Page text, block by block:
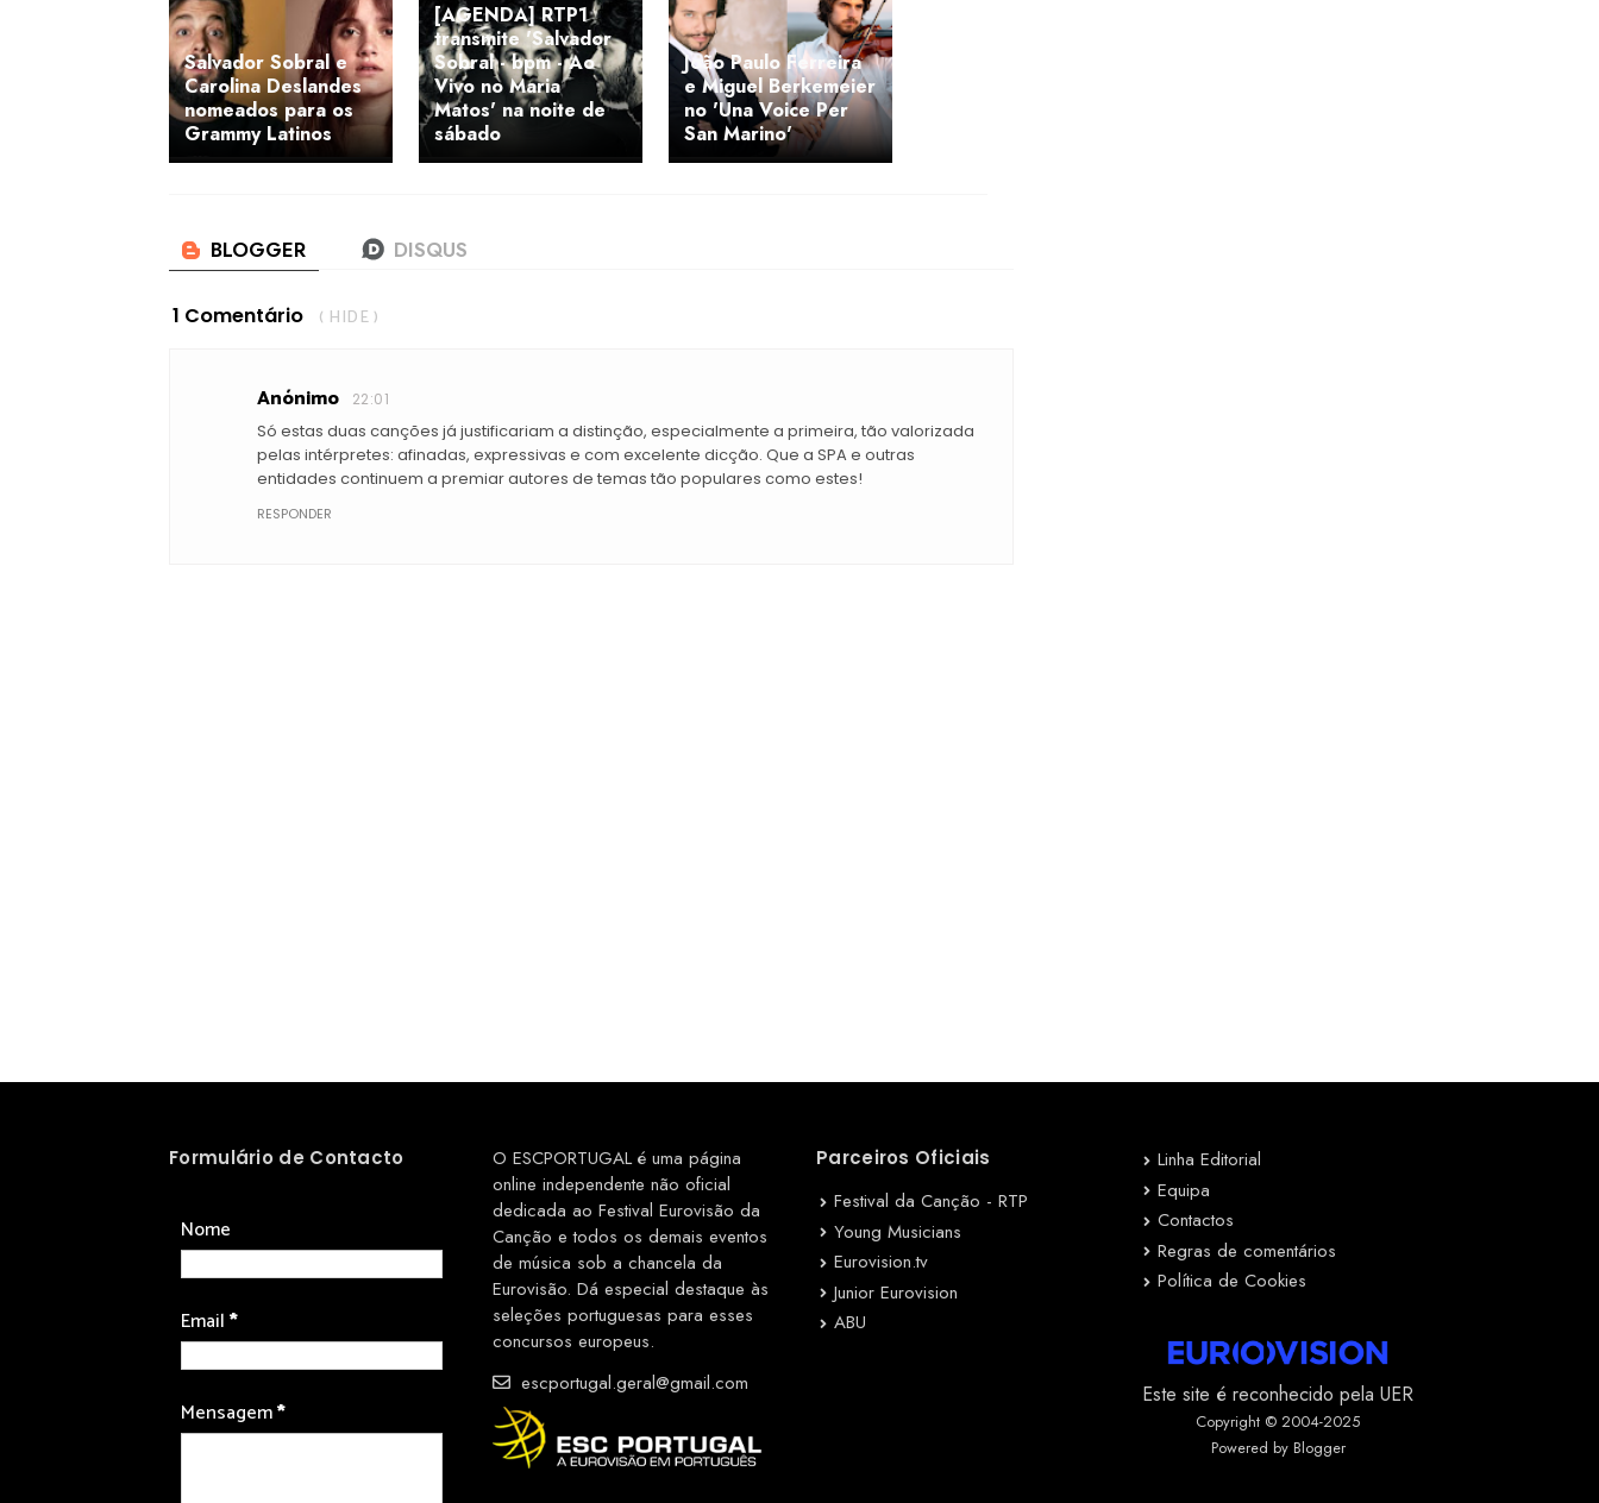
Salvador Sobral e
Carolina Deslandes
nomeados para os
Grammy Latinos
[AGENDA] RTP1
transmite 'Salvador
Sobral - bpm - Ao
Vivo no Maria
Matos' na noite de
sábado
João Paulo Ferreira
e Miguel Berkemeier
no 'Una Voice Per
San Marino'
1 Comentário ( HIDE )
Anónimo 22:01
Só estas duas canções já justificariam a distinção, especialmente a primeira, tão valorizada
pelas intérpretes: afinadas, expressivas e com excelente dicção. Que a SPA e outras
entidades continuem a premiar autores de temas tão populares como estes!
RESPONDER
Formulário de Contacto
Nome
Email*
Mensagem*
O ESCPORTUGAL é uma página
online independente não oficial
dedicada ao Festival Eurovisão da
Canção e todos os demais eventos
de música sob a chancela da
Eurovisão. Dá especial destaque às
seleções portuguesas para esses
concursos europeus.
escportugal.geral@gmail.com
Parceiros Oficiais
Festival da Canção - RTP
Young Musicians
Eurovision.tv
Junior Eurovision
ABU
Linha Editorial
Equipa
Contactos
Regras de comentários
Política de Cookies
Este site é reconhecido pela UER
Copyright © 2004-2025
Powered by Blogger